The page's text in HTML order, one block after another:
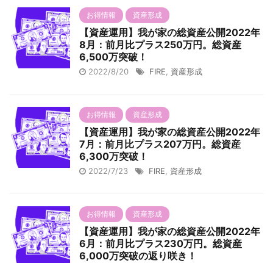
お得情報 資産形成
【資産運用】我が家の総資産公開2022年
8月：前月比プラス250万円。総資産
6,500万突破！
2022/8/20 FIRE, 資産形成
お得情報 資産形成
【資産運用】我が家の総資産公開2022年
7月：前月比プラス207万円。総資産
6,300万突破！
2022/7/23 FIRE, 資産形成
お得情報 資産形成
【資産運用】我が家の総資産公開2022年
6月：前月比プラス230万円。総資産
6,000万突破の返り咲き！